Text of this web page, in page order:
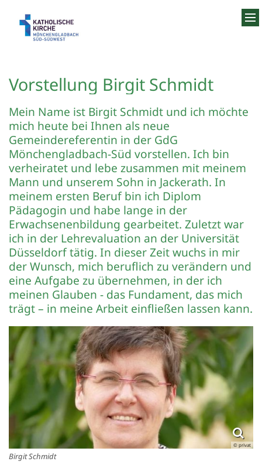
Vorstellung Birgit Schmidt
Mein Name ist Birgit Schmidt und ich möchte
mich heute bei Ihnen als neue
Gemeindereferentin in der GdG
Mönchengladbach-Süd vorstellen. Ich bin
verheiratet und lebe zusammen mit meinem
Mann und unserem Sohn in Jackerath. In
meinem ersten Beruf bin ich Diplom
Pädagogin und habe lange in der
Erwachsenenbildung gearbeitet. Zuletzt war
ich in der Lehrevaluation an der Universität
Düsseldorf tätig. In dieser Zeit wuchs in mir
der Wunsch, mich beruflich zu verändern und
eine Aufgabe zu übernehmen, in der ich
meinen Glauben - das Fundament, das mich
trägt – in meine Arbeit einfließen lassen kann.
© privat
Birgit Schmidt